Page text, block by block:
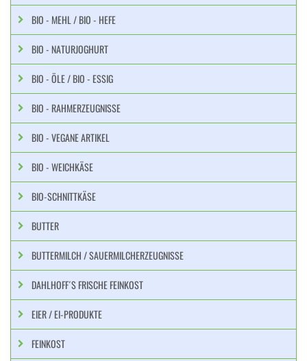
BIO - MEHL / BIO - HEFE
BIO - NATURJOGHURT
BIO - ÖLE / BIO - ESSIG
BIO - RAHMERZEUGNISSE
BIO - VEGANE ARTIKEL
BIO - WEICHKÄSE
BIO-SCHNITTKÄSE
BUTTER
BUTTERMILCH / SAUERMILCHERZEUGNISSE
DAHLHOFF´S FRISCHE FEINKOST
EIER / EI-PRODUKTE
FEINKOST